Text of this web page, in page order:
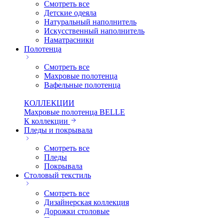
Смотреть все
Детские одеяла
Натуральный наполнитель
Искуcственный наполнитель
Наматрасники
Полотенца
Смотреть все
Махровые полотенца
Вафельные полотенца
КОЛЛЕКЦИИ
Махровые полотенца BELLE
К коллекции
Пледы и покрывала
Смотреть все
Пледы
Покрывала
Столовый текстиль
Смотреть все
Дизайнерская коллекция
Дорожки столовые